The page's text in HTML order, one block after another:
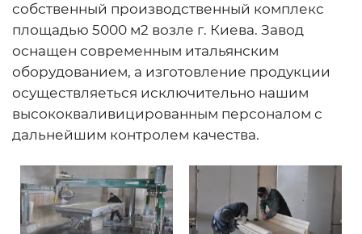
собственный производственный комплекс
площадью 5000 м2 возле г. Киева. Завод
оснащен современным итальянским
оборудованием, а изготовление продукции
осуществляеться исключительно нашим
высококваливицированным персоналом с
дальнейшим контролем качества.